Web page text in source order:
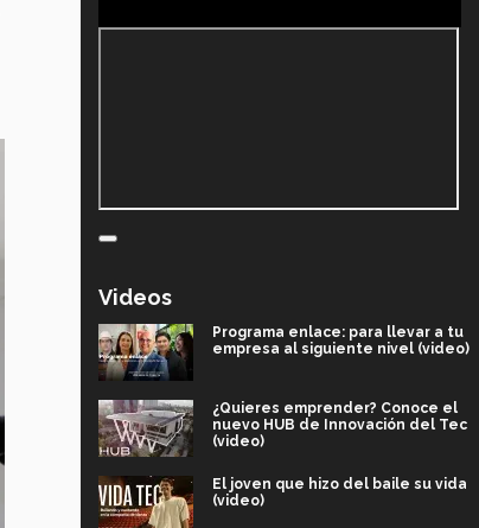
Videos
Programa enlace: para llevar a tu
empresa al siguiente nivel (video)
¿Quieres emprender? Conoce el
nuevo HUB de Innovación del Tec
(video)
El joven que hizo del baile su vida
(video)